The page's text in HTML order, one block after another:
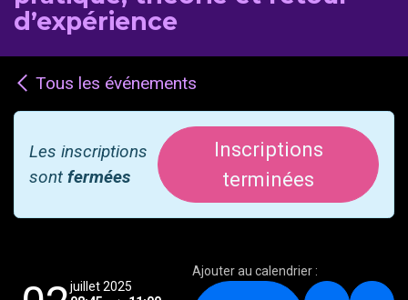
d’expérience
Tous les événements
Les inscriptions
sont fermées
Inscriptions
terminées
juillet 2025
Ajouter au calendrier :